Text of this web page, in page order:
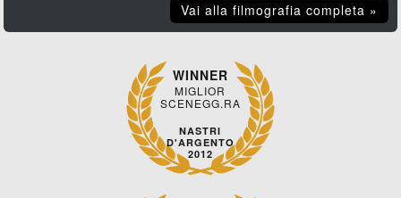
Vai alla filmografia completa »
WINNER
MIGLIOR
SCENEGG.RA
NASTRI
D'ARGENTO
2012